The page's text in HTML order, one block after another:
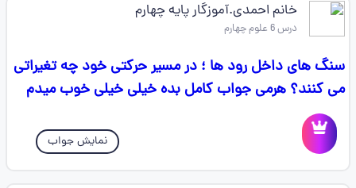
خانم احمدی.آموزگار پایه چهارم
درس 6 علوم چهارم
سنگ های داخل رود ها ؛ در مسیر حرکتی خود چه تغیراتی
می کنند؟ هرمی جواب کامل بده خیلی خیلی خوب میدم
نمایش جواب